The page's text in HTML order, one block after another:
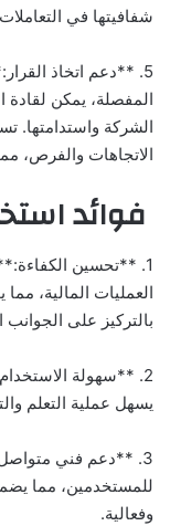
شفافيتها في التعاملات
5. **دعم اتخاذ
المفصلة، يمكن لقادة
الشركة واستدامتها.
الاتجاهات والفرص،
فوائد
1. **تحسين
العمليات المالية،
بالتركيز على الجوانب
2. **سهولة
يسهل عملية التعلم
3. **دعم فني
للمستخدمين، مما
وفعالية.